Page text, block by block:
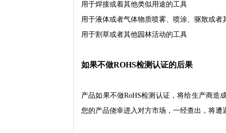
用于焊接或着其他类似用途的工具
用于液体或者气体物质喷雾、喷涂、驱散或者
用于割草或者其他园林活动的工具
如果不做ROHS检测认证的后果
产品如果不做RoHS检测认证，将给生产商造
您的产品侥幸进入对方市场，一经查出，将